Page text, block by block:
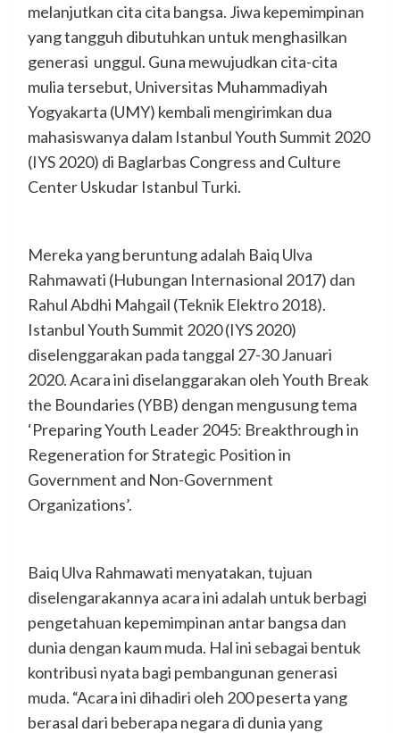
melanjutkan cita cita bangsa. Jiwa kepemimpinan
yang tangguh dibutuhkan untuk menghasilkan
generasi unggul. Guna mewujudkan cita-cita
mulia tersebut, Universitas Muhammadiyah
Yogyakarta (UMY) kembali mengirimkan dua
mahasiswanya dalam Istanbul Youth Summit 2020
(IYS 2020) di Baglarbas Congress and Culture
Center Uskudar Istanbul Turki.
Mereka yang beruntung adalah Baiq Ulva
Rahmawati (Hubungan Internasional 2017) dan
Rahul Abdhi Mahgail (Teknik Elektro 2018).
Istanbul Youth Summit 2020 (IYS 2020)
diselenggarakan pada tanggal 27-30 Januari
2020. Acara ini diselanggarakan oleh Youth Break
the Boundaries (YBB) dengan mengusung tema
‘Preparing Youth Leader 2045: Breakthrough in
Regeneration for Strategic Position in
Government and Non-Government
Organizations’.
Baiq Ulva Rahmawati menyatakan, tujuan
diselengarakannya acara ini adalah untuk berbagi
pengetahuan kepemimpinan antar bangsa dan
dunia dengan kaum muda. Hal ini sebagai bentuk
kontribusi nyata bagi pembangunan generasi
muda. “Acara ini dihadiri oleh 200 peserta yang
berasal dari beberapa negara di dunia yang